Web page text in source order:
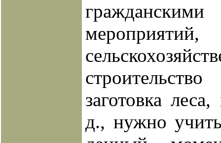
гражданскими
заготовка
д., нужно